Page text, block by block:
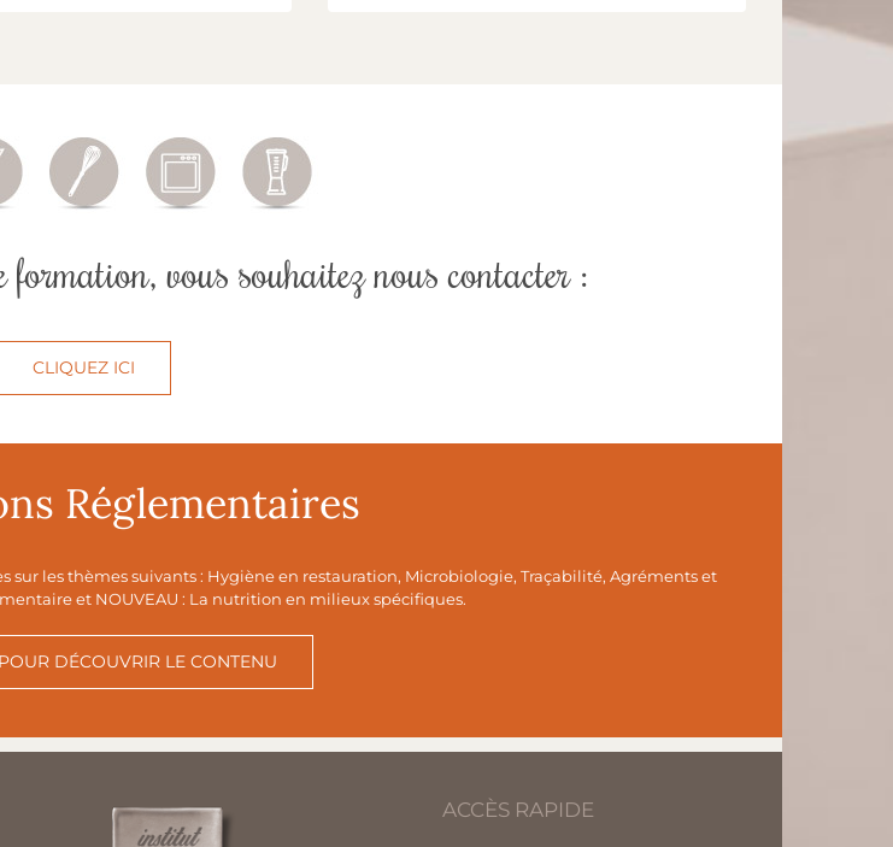
vous souhaitez nous contacter :
CLIQUEZ ICI
Réglementaires
les thèmes suivants : Hygiène en restauration, Microbiologie, Traçabilité, Agréments et
et NOUVEAU : La nutrition en milieux spécifiques.
DÉCOUVRIR LE CONTENU
ACCÈS RAPIDE